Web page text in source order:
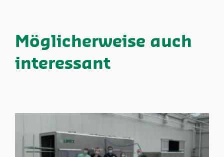
Möglicherweise auch
interessant